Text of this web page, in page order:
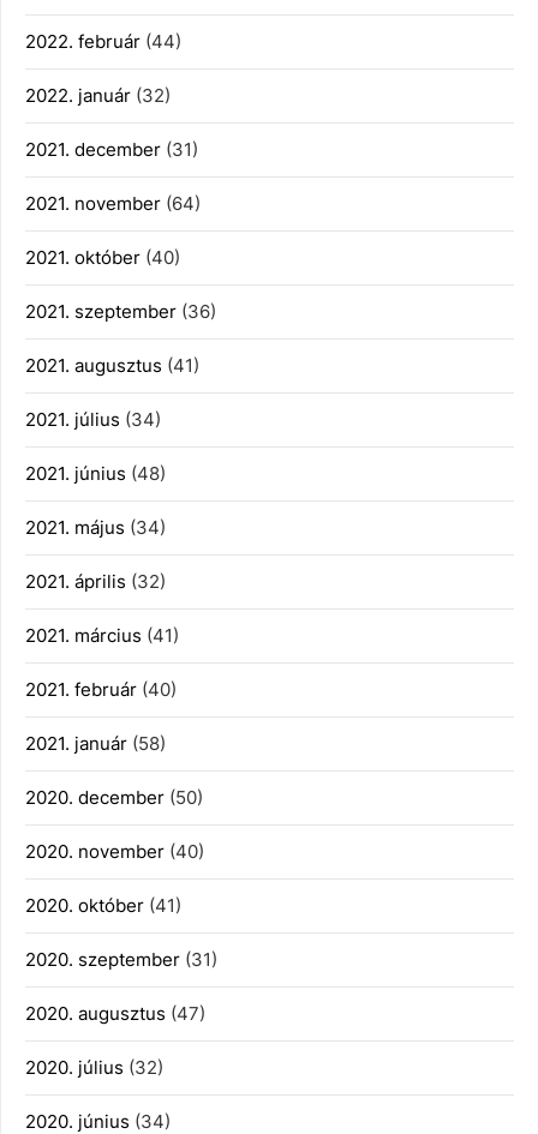
2022. február (44)
2022. január (32)
2021. december (31)
2021. november (64)
2021. október (40)
2021. szeptember (36)
2021. augusztus (41)
2021. július (34)
2021. június (48)
2021. május (34)
2021. április (32)
2021. március (41)
2021. február (40)
2021. január (58)
2020. december (50)
2020. november (40)
2020. október (41)
2020. szeptember (31)
2020. augusztus (47)
2020. július (32)
2020. június (34)